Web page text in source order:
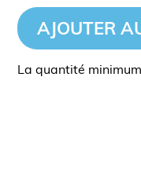
AJOUTER
La quantité